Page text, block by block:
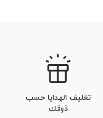
تغليف الهدايا حسب
ذوقك